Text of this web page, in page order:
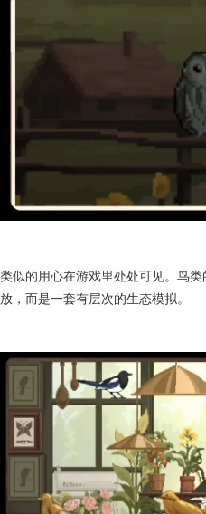
类似的用心在游戏里处处可见。鸟
放，而是一套有层次的生态模拟。